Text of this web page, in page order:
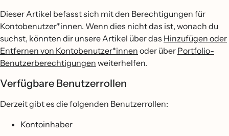
Dieser Artikel befasst sich mit den Berechtigungen für
Kontobenutzer*innen. Wenn dies nicht das ist, wonach du
suchst, könnten dir unsere Artikel über das Hinzufügen oder
Entfernen von Kontobenutzer*innen oder über Portfolio-
Benutzerberechtigungen weiterhelfen.
Verfügbare Benutzerrollen
Derzeit gibt es die folgenden Benutzerrollen:
Kontoinhaber